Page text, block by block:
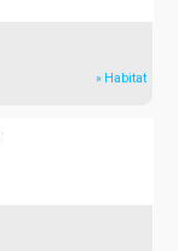
» Habitat